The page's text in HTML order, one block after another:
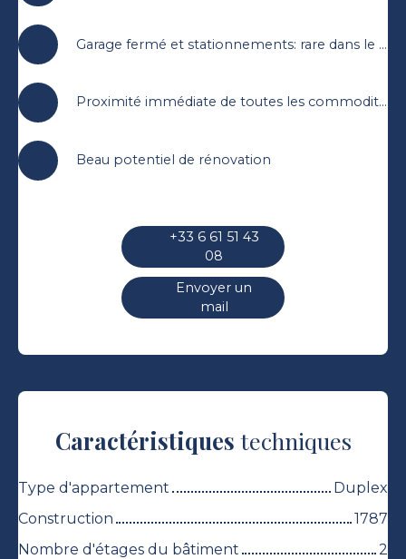
Garage fermé et stationnements: rare dans le secteur
Proximité immédiate de toutes les commodités
Beau potentiel de rénovation
+33 6 61 51 43
08
Envoyer un
mail
Caractéristiques techniques
Type d'appartement
Duplex
Construction
1787
Nombre d'étages du bâtiment
2